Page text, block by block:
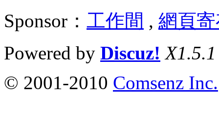
Sponsor： 工作間 , 網頁
Powered by Discuz! X1.5.1
© 2001-2010 Comsenz Inc.